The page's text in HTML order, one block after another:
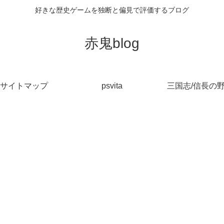
好きな歴史ゲームを独断と偏見で評価するブログ
赤鬼blog
サイトマップ psvita 三国志/信長の